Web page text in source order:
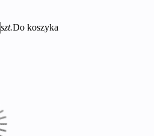
szt.Do koszyka